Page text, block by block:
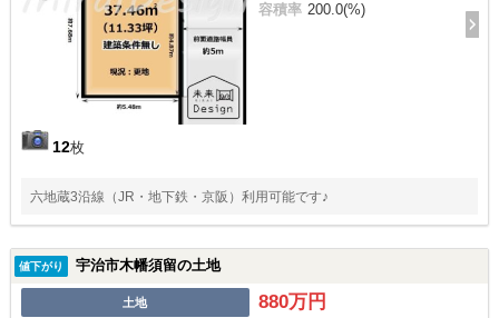
12枚
容積率 200.0(%)
六地蔵3沿線（JR・地下鉄・京阪）利用可能です♪
値下がり 宇治市木幡須留の土地
土地 880万円